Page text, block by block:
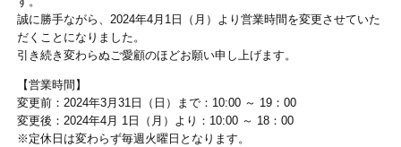
誠に勝手ながら、2024年4月1日（月）より営業時間を変更させていた
だくことになりました。
引き続き変わらぬご愛顧のほどお願い申し上げます。
【営業時間】
変更前：2024年3月31日（日）まで：10:00 ～ 19：00
変更後：2024年4月 1日（月）より：10:00 ～ 18：00
※定休日は変わらず毎週火曜日となります。